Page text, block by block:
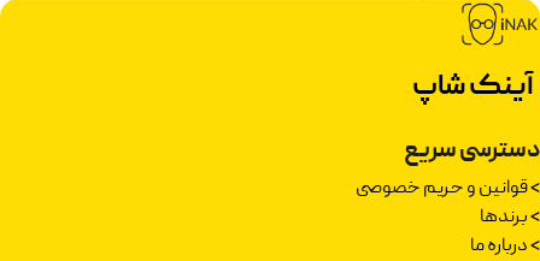
آینک شاپ
دسترسی سریع
>قوانین و حریم خصوصی
>برندها
>درباره ما